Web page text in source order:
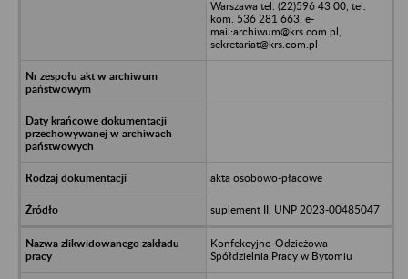
Warszawa tel. (22)596 43 00, tel.
kom. 536 281 663, e-
mail:archiwum@krs.com.pl,
sekretariat@krs.com.pl
akta osobowo-płacowe
suplement II, UNP 2023-00485047
Konfekcyjno-Odzieżowa
Spółdzielnia Pracy w Bytomiu